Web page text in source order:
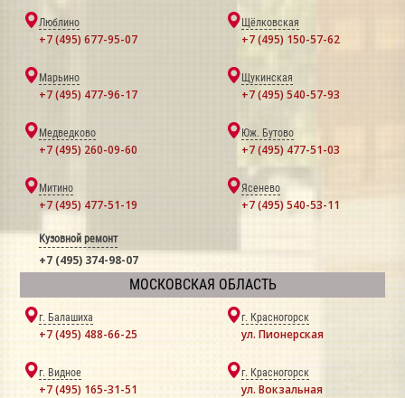
Люблино
+7 (495) 677-95-07
Щёлковская
+7 (495) 150-57-62
Марьино
+7 (495) 477-96-17
Щукинская
+7 (495) 540-57-93
Медведково
+7 (495) 260-09-60
Юж. Бутово
+7 (495) 477-51-03
Митино
+7 (495) 477-51-19
Ясенево
+7 (495) 540-53-11
Кузовной ремонт
+7 (495) 374-98-07
МОСКОВСКАЯ ОБЛАСТЬ
г. Балашиха
+7 (495) 488-66-25
г. Красногорск
ул. Пионерская
г. Видное
+7 (495) 165-31-51
г. Красногорск
ул. Вокзальная